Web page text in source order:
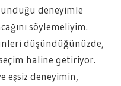
deneyimle
söylemeliyim.
düşündüğünüzde,
haline getiriyor.
eşsiz deneyimin,